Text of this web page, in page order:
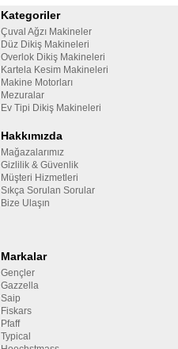
Kategoriler
Çuval Ağzı Makineler
Düz Dikiş Makineleri
Overlok Dikiş Makineleri
Kartela Kesim Makineleri
Makine Motorları
Mezuralar
Ev Tipi Dikiş Makineleri
Hakkımızda
Mağazalarımız
Gizlilik & Güvenlik
Müşteri Hizmetleri
Sıkça Sorulan Sorular
Bize Ulaşın
Markalar
Gençler
Gazzella
Saip
Fiskars
Pfaff
Typical